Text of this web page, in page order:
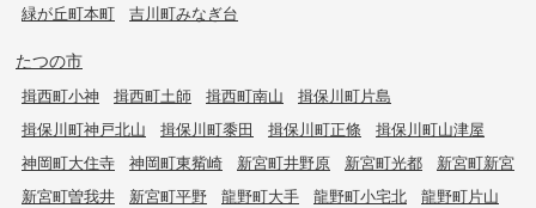
緑が丘町本町
吉川町みなぎ台
たつの市
揖西町小神 揖西町土師 揖西町南山
揖保川町片島
揖保川町神戸北山
揖保川町黍田 揖保川町正條
揖保川町山津屋
神岡町大住寺
神岡町東觜崎 新宮町井野原 新宮町光都
新宮町新宮
新宮町曽我井
新宮町平野 龍野町大手 龍野町小宅北
龍野町片山